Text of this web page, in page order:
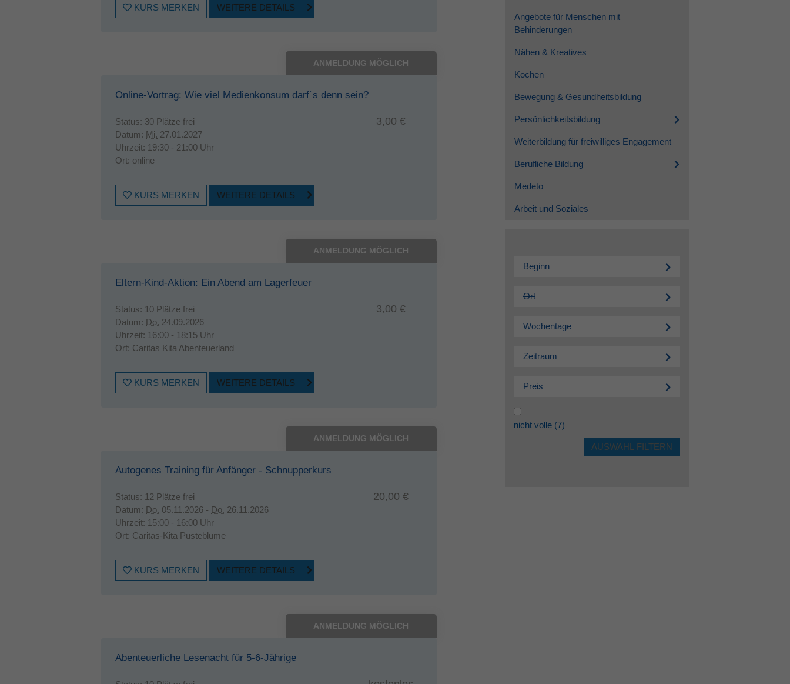
KURS MERKEN WEITERE DETAILS
ANMELDUNG MÖGLICH
Online-Vortrag: Wie viel Medienkonsum darf´s denn sein?
Status: 30 Plätze frei
Datum: Mi. 27.01.2027
Uhrzeit: 19:30 - 21:00 Uhr
Ort: online
3,00 €
KURS MERKEN WEITERE DETAILS
ANMELDUNG MÖGLICH
Eltern-Kind-Aktion: Ein Abend am Lagerfeuer
Status: 10 Plätze frei
Datum: Do. 24.09.2026
Uhrzeit: 16:00 - 18:15 Uhr
Ort: Caritas Kita Abenteuerland
3,00 €
KURS MERKEN WEITERE DETAILS
ANMELDUNG MÖGLICH
Autogenes Training für Anfänger - Schnupperkurs
Status: 12 Plätze frei
Datum: Do. 05.11.2026 - Do. 26.11.2026
Uhrzeit: 15:00 - 16:00 Uhr
Ort: Caritas-Kita Pusteblume
20,00 €
KURS MERKEN WEITERE DETAILS
ANMELDUNG MÖGLICH
Abenteuerliche Lesenacht für 5-6-Jährige
Angebote für Menschen mit
Behinderungen
Nähen & Kreatives
Kochen
Bewegung & Gesundheitsbildung
Persönlichkeitsbildung
Weiterbildung für freiwilliges Engagement
Berufliche Bildung
Medeto
Arbeit und Soziales
Beginn
Ort
Wochentage
Zeitraum
Preis
nicht volle(7)